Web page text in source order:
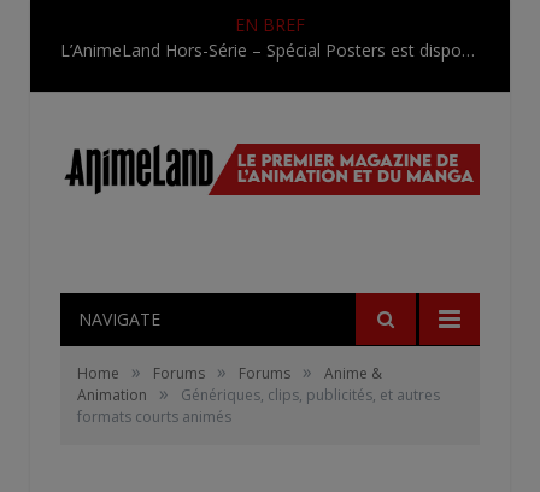
EN BREF
L’AnimeLand Hors-Série – Spécial Posters est disponible !
NAVIGATE
Home » Forums » Forums »
Anime &
Animation
»
Génériques, clips, publicités, et autres
formats courts animés